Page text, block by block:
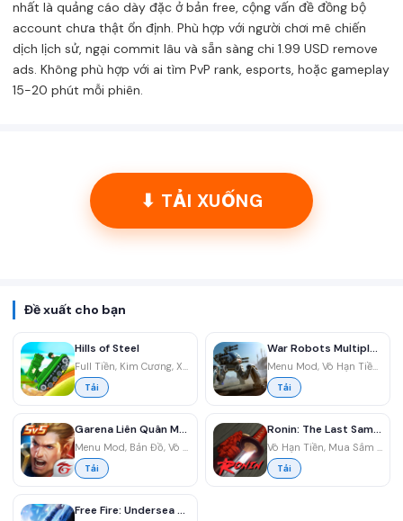
nhất là quảng cáo dày đặc ở bản free, cộng vấn đề đồng bộ
account chưa thật ổn định. Phù hợp với người chơi mê chiến
dịch lịch sử, ngại commit lâu và sẵn sàng chi 1.99 USD remove
ads. Không phù hợp với ai tìm PvP rank, esports, hoặc gameplay
15-20 phút mỗi phiên.
⬇ TẢI XUỐNG
Đề xuất cho bạn
Hills of Steel
Full Tiền, Kim Cương, Xe Tăng, Không Quảng Cáo
Tải
War Robots Multiplayer Battles
Menu Mod, Vô Hạn Tiền, Full Vàng, Tốc Độ
Tải
Garena Liên Quân Mobile
Menu Mod, Bản Đồ, Vô Hạn Tiền, Quân Huy
Tải
Ronin: The Last Samurai
Vô Hạn Tiền, Mua Sắm Miễn Phí, Vô Hiệu Địch, Sát Thương Cao
Tải
Free Fire: Undersea Mystery